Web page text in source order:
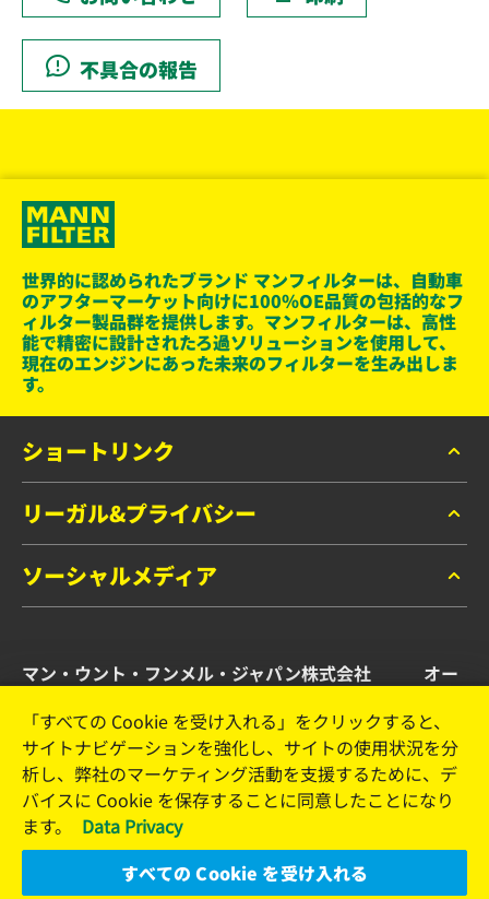
不具合の報告
世界的に認められたブランド マンフィルターは、自動車
のアフターマーケット向けに100％OE品質の包括的なフ
ィルター製品群を提供します。マンフィルターは、高性
能で精密に設計されたろ過ソリューションを使用して、
現在のエンジンにあった未来のフィルターを生み出しま
す。
ショートリンク
マンフィルター カタログ
お問い合わせ
リーガル&プライバシー
データプライバシー
リーガルノーティス
ソーシャルメディア
Instagram
YouTube
マン・ウント・フンメル・ジャパン株式会社 オー
横浜市港北区新横浜2-15-10 YS新横浜ビル2F
Tel. +81 (45) 470 4611
Email: info.jp@mann-hummel.com
The Company
Jobs & Career
「すべての Cookie を受け入れる」をクリックすると、
サイトナビゲーションを強化し、サイトの使用状況を分
析し、弊社のマーケティング活動を支援するために、デ
バイスに Cookie を保存することに同意したことになり
ます。
Data Privacy
すべての Cookie を受け入れる